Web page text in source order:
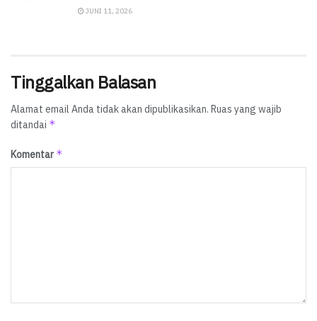
JUNI 11, 2026
Tinggalkan Balasan
Alamat email Anda tidak akan dipublikasikan. Ruas yang wajib
ditandai *
Komentar*